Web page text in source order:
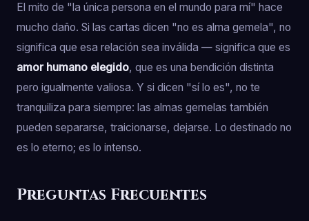
El mito de "la única persona en el mundo para mí" hace
mucho daño. Si las cartas dicen "no es alma gemela", no
significa que esa relación sea inválida — significa que es
amor humano elegido, que es una bendición distinta
pero igualmente valiosa. Y si dicen "sí lo es", no te
tranquiliza para siempre: las almas gemelas también
pueden separarse, traicionarse, dejarse. Lo destinado no
es lo eterno; es lo intenso.
Preguntas Frecuentes